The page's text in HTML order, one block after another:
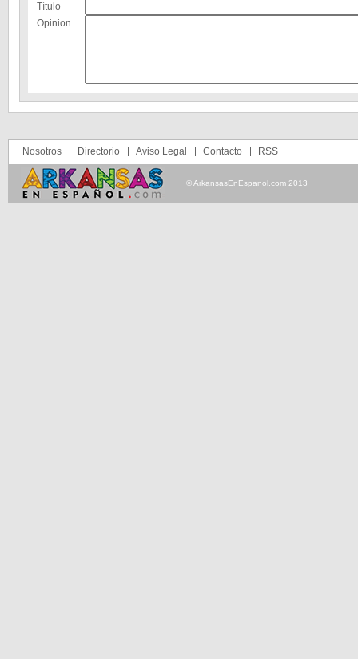
Título
Opinion
Nosotros Directorio Aviso Legal Contacto RSS
© ArkansasEnEspanol.com 2013